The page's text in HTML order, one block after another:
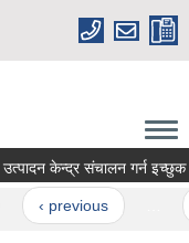
‹ previous